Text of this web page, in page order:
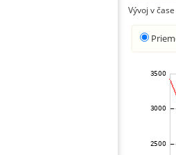
Vývoj v